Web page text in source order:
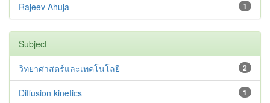
1
Rajeev Ahuja
Subject
2
วิทยาศาสตร์และเทคโนโลยี
1
Diffusion kinetics